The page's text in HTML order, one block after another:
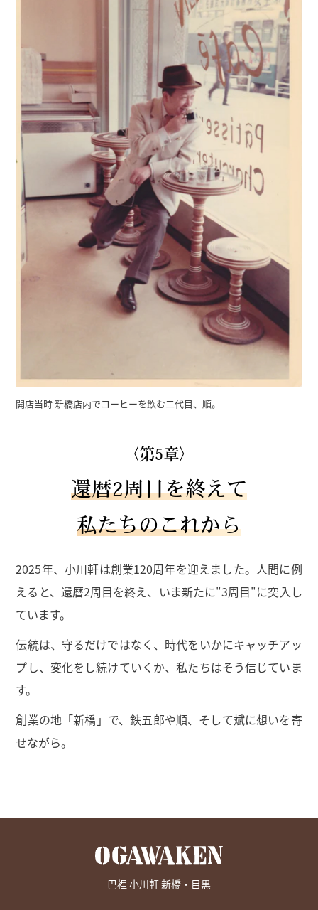
開店当時 新橋店内でコーヒーを飲む二代目、順。
〈第5章〉
還暦2周目を終えて
私たちのこれから
2025年、小川軒は創業120周年を迎えました。人間に例
えると、還暦2周目を終え、いま新たに"3周目"に突入し
ています。
伝統は、守るだけではなく、時代をいかにキャッチアッ
プし、変化をし続けていくか、私たちはそう信じていま
す。
創業の地「新橋」で、鉄五郎や順、そして斌に想いを寄
せながら。
巴裡 小川軒 新橋・目黒